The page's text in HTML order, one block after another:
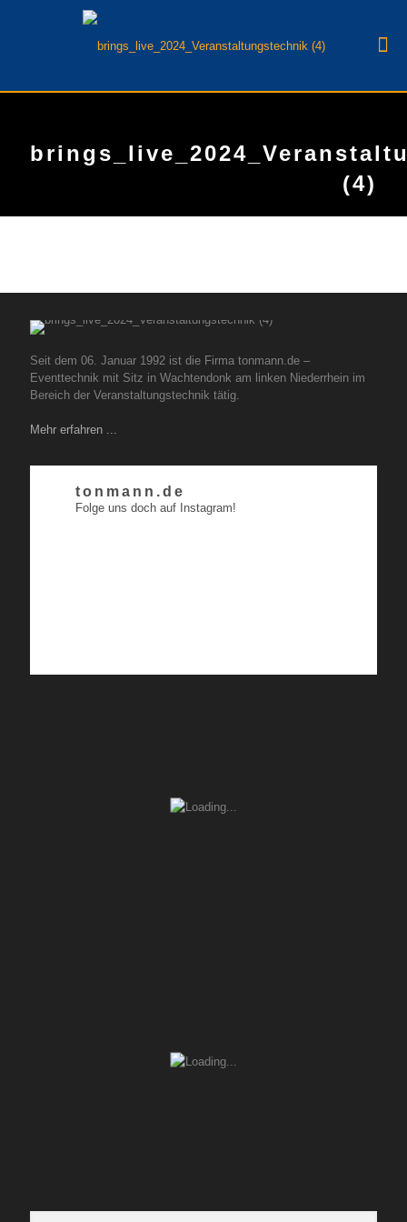
(4)
Seit dem 06. Januar 1992 ist die Firma tonmann.de –
Eventtechnik mit Sitz in Wachtendonk am linken Niederrhein im
Bereich der Veranstaltungstechnik tätig.
Mehr erfahren ...
tonmann.de
Folge uns doch auf Instagram!